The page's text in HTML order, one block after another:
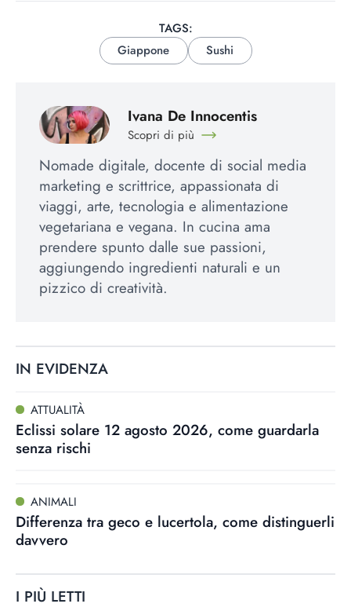
TAGS:
Giappone
Sushi
Ivana De Innocentis
Scopri di più
Nomade digitale, docente di social media
marketing e scrittrice, appassionata di
viaggi, arte, tecnologia e alimentazione
vegetariana e vegana. In cucina ama
prendere spunto dalle sue passioni,
aggiungendo ingredienti naturali e un
pizzico di creatività.
IN EVIDENZA
ATTUALITÀ
Eclissi solare 12 agosto 2026, come guardarla
senza rischi
ANIMALI
Differenza tra geco e lucertola, come distinguerli
davvero
I PIÙ LETTI